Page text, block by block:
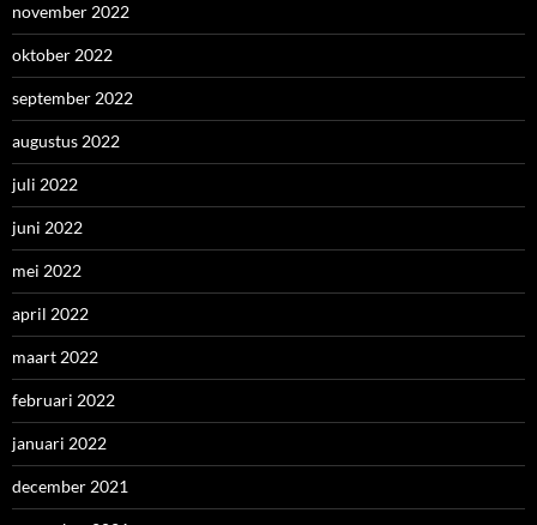
november 2022
oktober 2022
september 2022
augustus 2022
juli 2022
juni 2022
mei 2022
april 2022
maart 2022
februari 2022
januari 2022
december 2021